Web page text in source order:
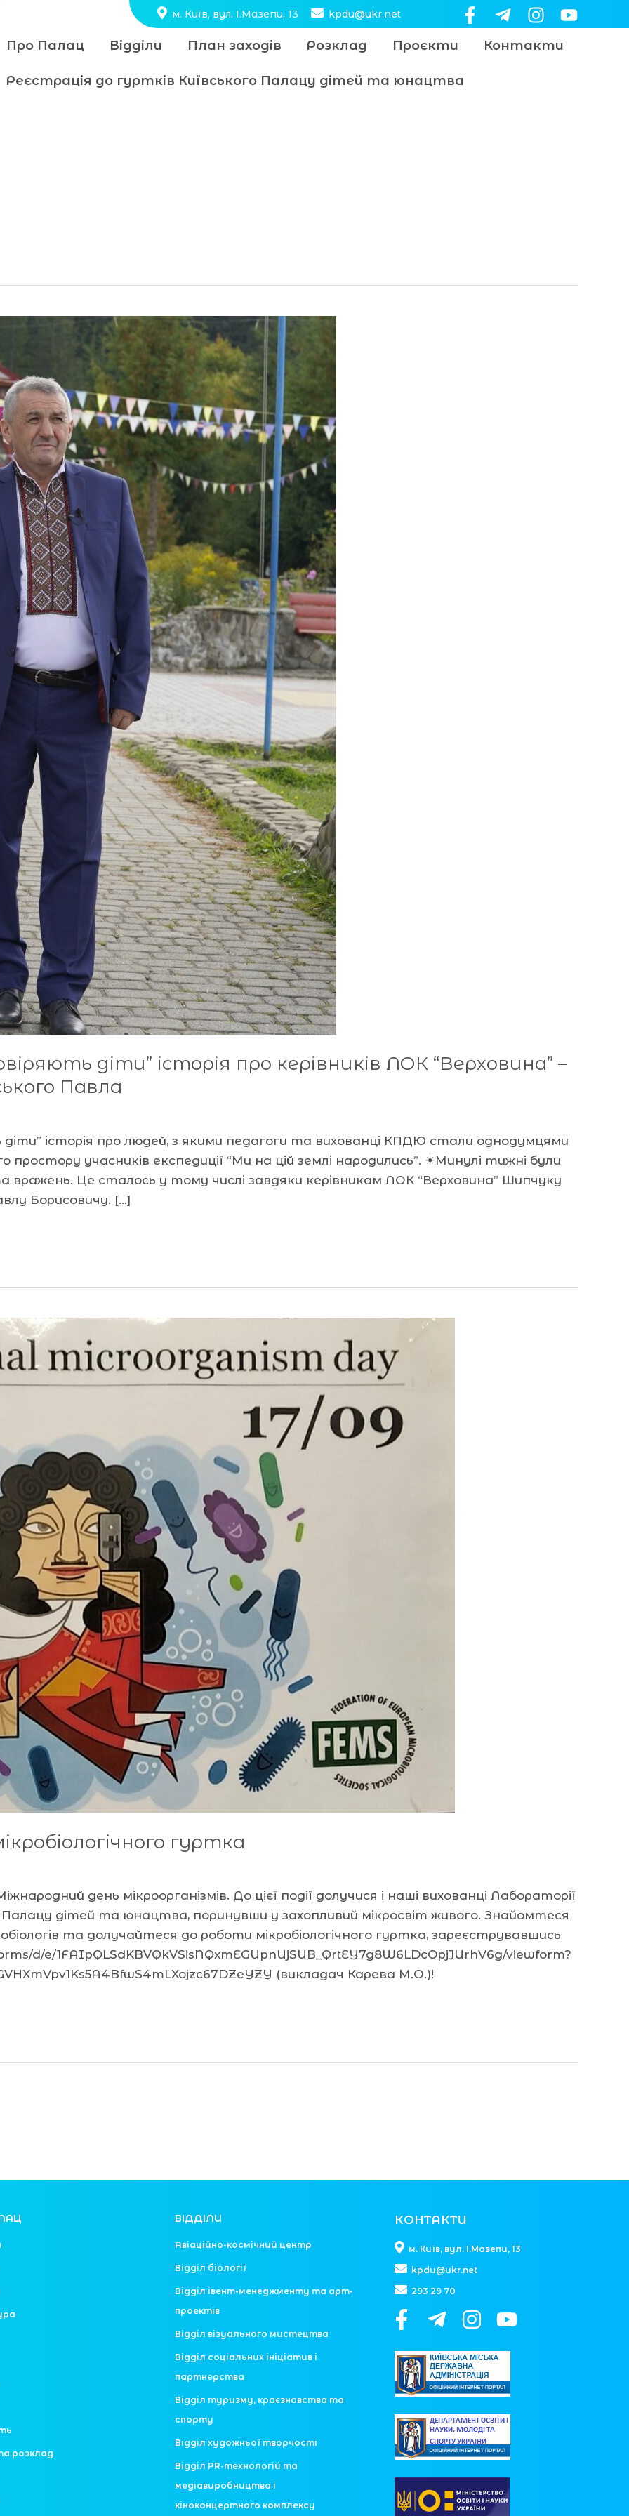
м. Київ, вул. І.Мазепи, 13 kpdu@ukr.net
Про Палац Відділи План заходів Розклад Проєкти Контакти
Реєстрація до гуртків Київського Палацу дітей та юнацтва
діти” історія про керівників ЛОК “Верховина” –
Павла
діти” історія про людей, з якими педагоги та вихованці КПДЮ стали однодумцями
простору учасників експедиції “Ми на цій землі народились”. ☀Минулі тижні були
вражень. Це сталось у тому числі завдяки керівникам ЛОК “Верховина” Шипчуку
Борисовичу. […]
гуртка
день мікроорганізмів. До цієї події долучися і наші вихованці Лабораторії
Палацу дітей та юнацтва, поринувши у захопливий мікросвіт живого. Знайомтеся
та долучайтеся до роботи мікробіологічного гуртка, зареєструвавшись
d/e/1FAIpQLSdKBVQkVSisNQxmEGUpnUjSUB_QrtEY7g8W6LDcOpjJUrhV6g/viewform?
(викладач Карева М.О.)!
розклад
ВІДДІЛИ
Авіаційно-космічний центр
Відділ біології
Відділ івент-менеджменту та арт-
проектів
Відділ візуального мистецтва
Відділ соціальних ініціатив і
партнерства
Відділ туризму, краєзнавства та
спорту
Відділ художньої творчості
Відділ PR-технологій та
медіавиробництва і
кіноконцертного комплексу
КОНТАКТИ
м. Київ, вул. І.Мазепи, 13
kpdu@ukr.net
293 29 70